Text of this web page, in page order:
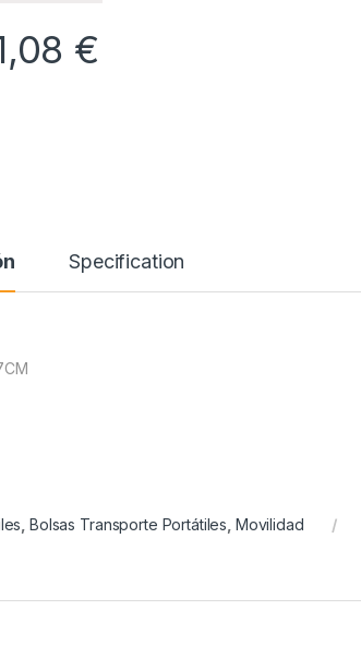
€
Specification
,Bolsas Transporte Portátiles Movilidad